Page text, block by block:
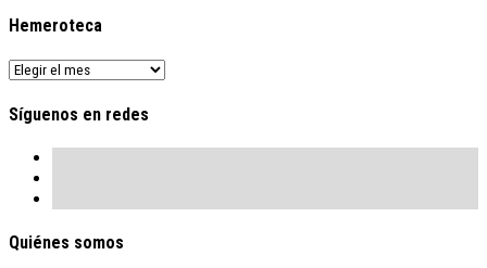
contenido
Hemeroteca
Hemeroteca
Síguenos en redes
Quiénes somos